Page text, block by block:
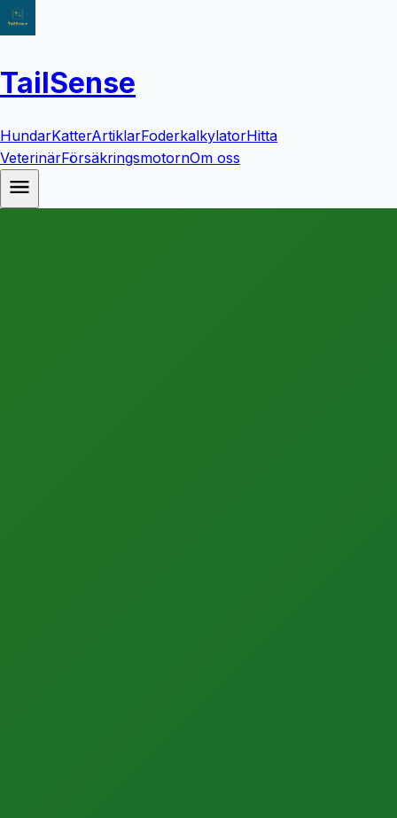
TailSense
HundarKatterArtiklarFoderkalkylatorHitta
VeterinärFörsäkringsmotornOm oss